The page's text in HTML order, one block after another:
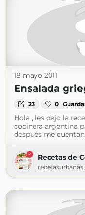
18 mayo 2011
Ensalada
23 0
Hola , les dejo la
cocinera argentina
después me
Recetas de